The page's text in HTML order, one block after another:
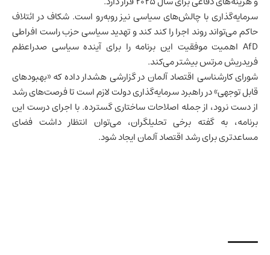
سرمایه‌گذاری با چالش‌های سیاسی نیز روبه‌رو است. شکاف در ائتلاف
حاکم می‌تواند روند اجرا را کند کند و تهدید سیاسی حزب راست افراطی
AfD اهمیت موفقیت این برنامه را برای آینده سیاسی صدراعظم
فریدریش مرتس بیشتر می‌کند.
شورای کارشناسی اقتصاد آلمان در گزارشی هشدار داده که «بهبودهای
قابل توجهی» در راهبرد سرمایه‌گذاری دولت لازم است تا فرصت‌های رشد
از دست نرود، از جمله اصلاحات ساختاری گسترده. با اجرای درست این
برنامه، به گفته برخی تحلیلگران، می‌توان انتظار داشت فضای
مساعدتری برای رشد اقتصاد آلمان ایجاد شود.